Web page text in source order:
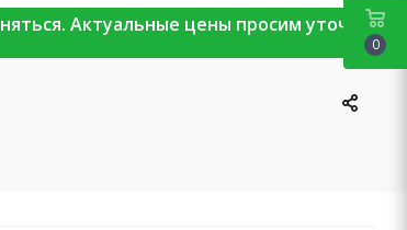
Актуальные цены просим уточнять
0